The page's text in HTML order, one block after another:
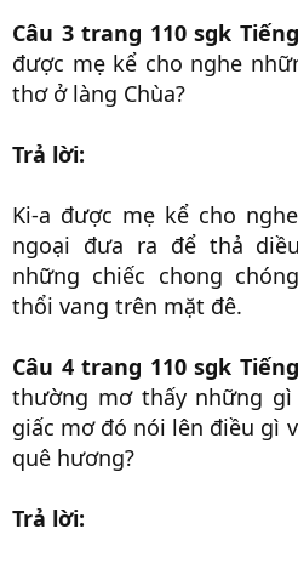
Câu 3 trang 110 sgk
được mẹ kể cho nghe
thơ ở làng Chùa?
Trả lời:
Ki-a được mẹ kể cho
ngoại đưa ra để thả
những chiếc chong
thổi vang trên mặt đê.
Câu 4 trang 110 sgk
thường mơ thấy những gì
giấc mơ đó nói lên điều gì
quê hương?
Trả lời: